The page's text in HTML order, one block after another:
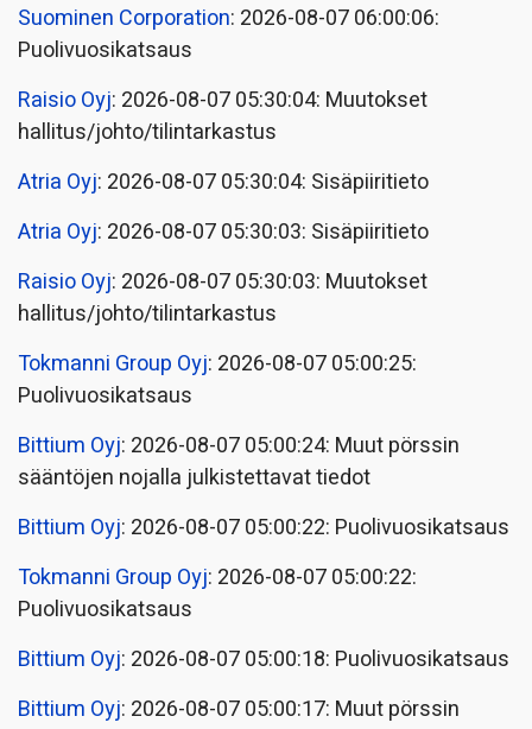
Suominen Corporation: 2026-08-07 06:00:06:
Puolivuosikatsaus
Raisio Oyj: 2026-08-07 05:30:04: Muutokset
hallitus/johto/tilintarkastus
Atria Oyj: 2026-08-07 05:30:04: Sisäpiiritieto
Atria Oyj: 2026-08-07 05:30:03: Sisäpiiritieto
Raisio Oyj: 2026-08-07 05:30:03: Muutokset
hallitus/johto/tilintarkastus
Tokmanni Group Oyj: 2026-08-07 05:00:25:
Puolivuosikatsaus
Bittium Oyj: 2026-08-07 05:00:24: Muut pörssin
sääntöjen nojalla julkistettavat tiedot
Bittium Oyj: 2026-08-07 05:00:22: Puolivuosikatsaus
Tokmanni Group Oyj: 2026-08-07 05:00:22:
Puolivuosikatsaus
Bittium Oyj: 2026-08-07 05:00:18: Puolivuosikatsaus
Bittium Oyj: 2026-08-07 05:00:17: Muut pörssin